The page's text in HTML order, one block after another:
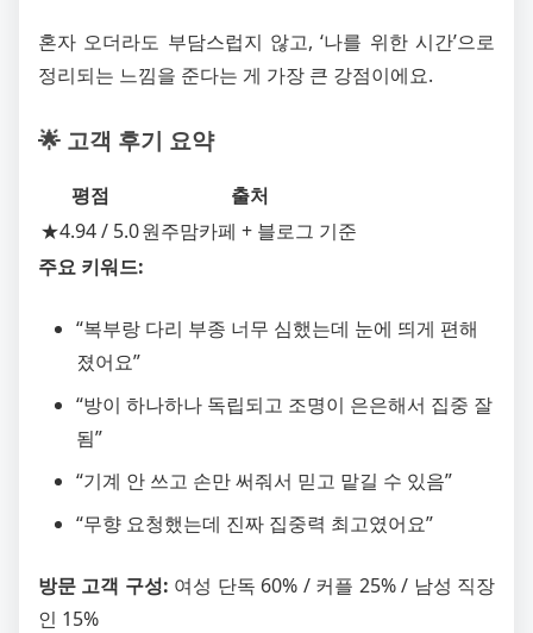
혼자 오더라도 부담스럽지 않고, ‘나를 위한 시간’으로
정리되는 느낌을 준다는 게 가장 큰 강점이에요.
🌟 고객 후기 요약
평점
출처
★4.94 / 5.0원주맘카페 + 블로그 기준
주요 키워드:
“복부랑 다리 부종 너무 심했는데 눈에 띄게 편해
졌어요”
“방이 하나하나 독립되고 조명이 은은해서 집중 잘
됨”
“기계 안 쓰고 손만 써줘서 믿고 맡길 수 있음”
“무향 요청했는데 진짜 집중력 최고였어요”
방문 고객 구성: 여성 단독 60% / 커플 25% / 남성 직장
인 15%